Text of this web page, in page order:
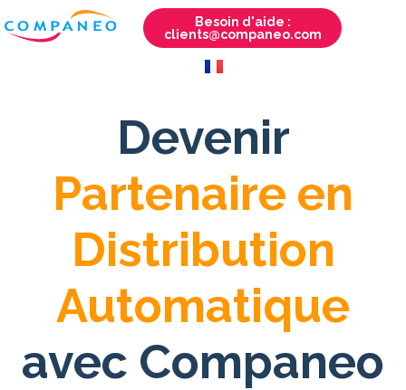
Besoin d'aide :
clients@companeo.com
Devenir
Partenaire en
Distribution
Automatique
avec Companeo